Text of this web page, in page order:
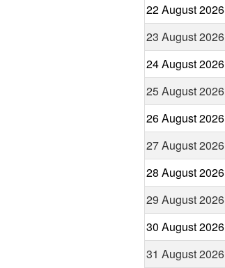
22 August 2026
23 August 2026
24 August 2026
25 August 2026
26 August 2026
27 August 2026
28 August 2026
29 August 2026
30 August 2026
31 August 2026